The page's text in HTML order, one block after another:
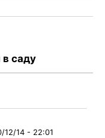
в саду
12/14 - 22:01